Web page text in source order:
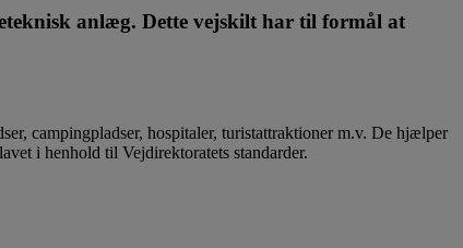
anlæg. Dette vejskilt har til formål at
campingpladser, hospitaler, turistattraktioner m.v. De hjælper
i henhold til Vejdirektoratets standarder.